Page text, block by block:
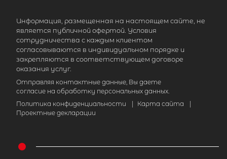
Информация, размещенная на настоящем сайте, не
является публичной офертой. Условия
сотрудничества с каждым клиентом
согласовываются в индивидуальном порядке и
закрепляются в соответствующем договоре
оказания услуг.
Отправляя контактные данные, Вы даете
согласие на обработку персональных данных.
Политика конфиденциальности
Карта сайта
Проектные декларации